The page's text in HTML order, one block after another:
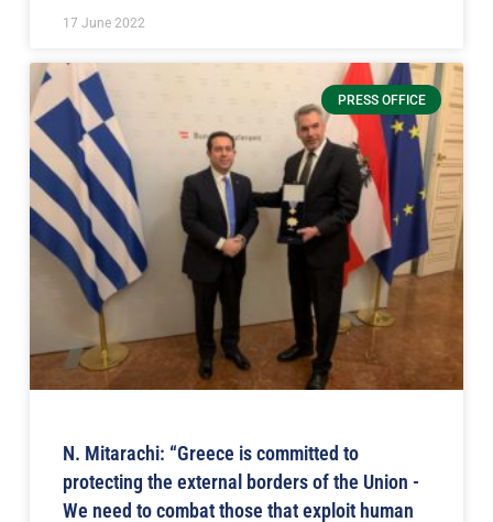
17 June 2022
PRESS OFFICE
N. Mitarachi: “Greece is committed to
protecting the external borders of the Union -
We need to combat those that exploit human